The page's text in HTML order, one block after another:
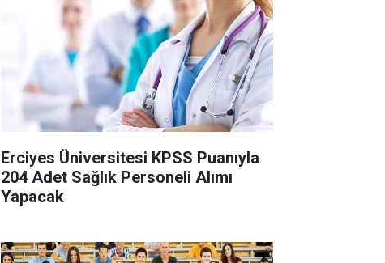
Erciyes Üniversitesi KPSS Puanıyla
204 Adet Sağlık Personeli Alımı
Yapacak